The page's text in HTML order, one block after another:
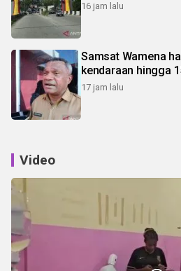
16 jam lalu
Samsat Wamena
kendaraan hingga
17 jam lalu
Video